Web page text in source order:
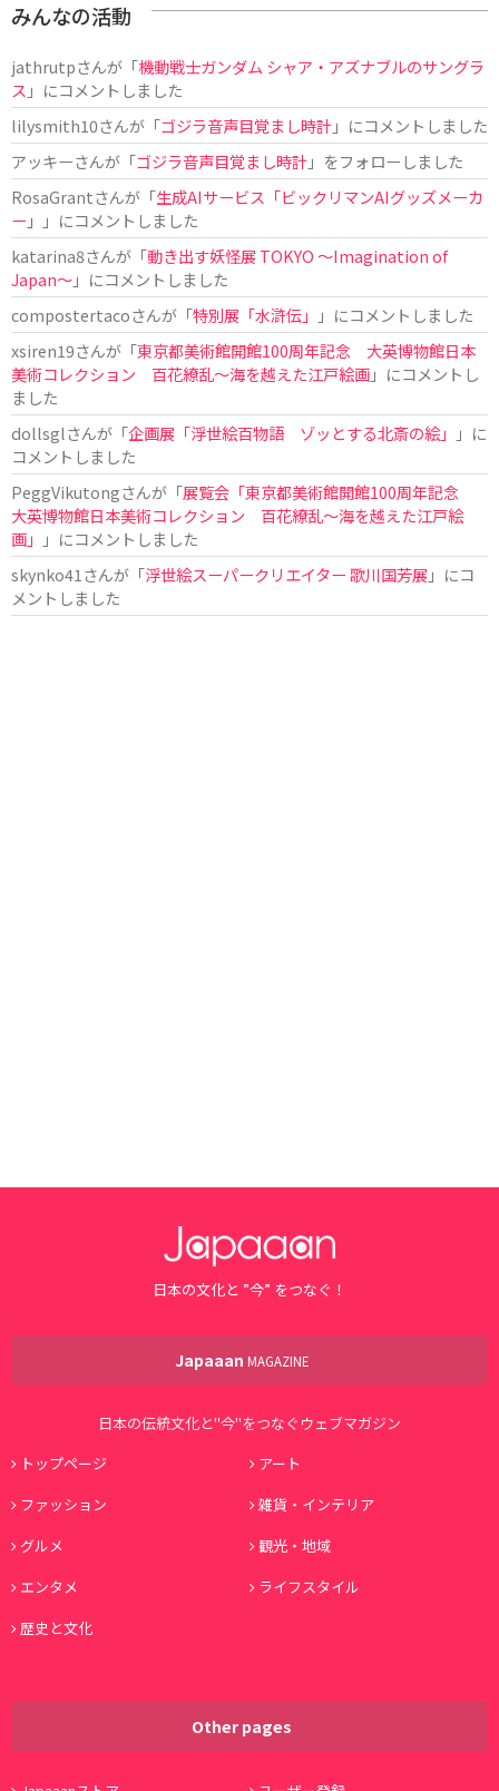
みんなの活動
jathrutpさんが「機動戦士ガンダム シャア・アズナブルのサングラ
ス 」にコメントしました
lilysmith10さんが「ゴジラ音声目覚まし時計」にコメントしました
アッキーさんが「ゴジラ音声目覚まし時計」をフォローしました
RosaGrantさんが「生成AIサービス「ビックリマンAIグッズメーカ
ー」
」にコメントしました
katarina8さんが「動き出す妖怪展 TOKYO 〜Imagination of
Japan〜」にコメントしました
compostertacoさんが「特別展「水滸伝」
」にコメントしました
xsiren19さんが「東京都美術館開館100周年記念 大英博物館日本
美術コレクション 百花繚乱～海を越えた江戸絵画」にコメントし
ました
dollsglさんが「企画展「浮世絵百物語 ゾッとする北斎の絵」
」に
コメントしました
PeggVikutongさんが「展覧会「東京都美術館開館100周年記念
大英博物館日本美術コレクション 百花繚乱〜海を越えた江戸絵
画」
」にコメントしました
skynko41 さんが「浮世絵スーパークリエイター 歌川国芳展 」にコ
メントしました
日本の文化と ”今” をつなぐ！
Japaaan MAGAZINE
日本の伝統文化と"今"をつなぐウェブマガジン
トップページ
アート
ファッション
雑貨・インテリア
グルメ
観光・地域
エンタメ
ライフスタイル
歴史と文化
Other pages